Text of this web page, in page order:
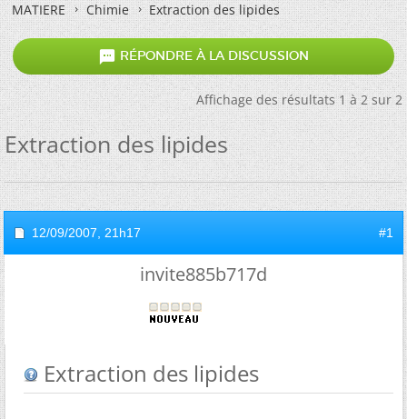
MATIERE
Chimie Extraction des lipides
 RÉPONDRE À LA DISCUSSION
Affichage des résultats 1 à 2 sur 2
Extraction des lipides
12/09/2007, 21h17 #1
invite885b717d
Extraction des lipides